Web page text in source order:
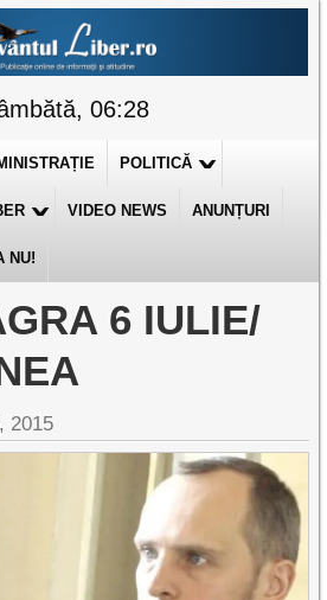
06:28
POLITICĂ
VIDEO NEWS ANUNȚURI
NU!
6 IULIE/
2015